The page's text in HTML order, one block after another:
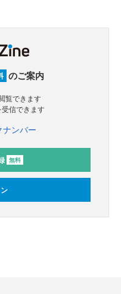
のご案内
覧できます
受信できます
ナンバー
無料